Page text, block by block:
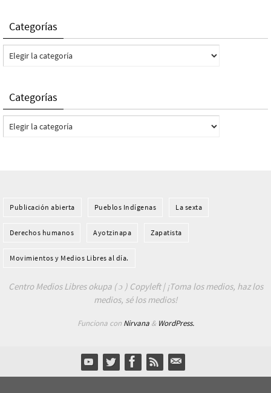
Categorías
Categorías
Categorías
Categorías
Publicación abierta Pueblos Indí­genas La sexta
Derechos humanos Ayotzinapa Zapatista
Movimientos y Medios Libres al día.
Centro Medios Libres okupa ( ɔ ) Copyleft | ¡Toma los medios, haz los
medios, sé los medios!
Funciona con Nirvana& WordPress.